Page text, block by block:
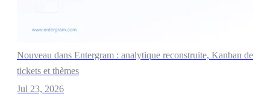
Nouveau dans Entergram : analytique reconstruite, Kanban de
tickets et thèmes
Jul 23, 2026